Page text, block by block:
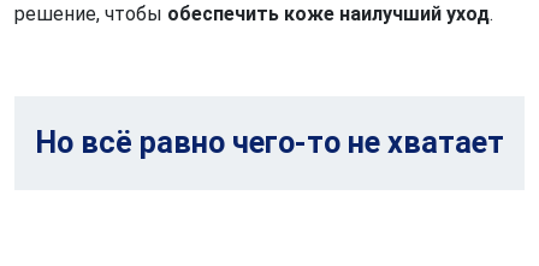
решение, чтобы обеспечить коже наилучший уход.
Но всё равно чего-то не хватает